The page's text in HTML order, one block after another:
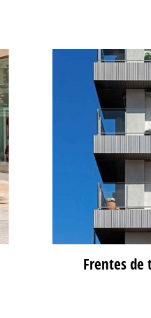
Frentes de